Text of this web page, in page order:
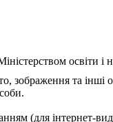
освіти
зображення та
(для інтернет-